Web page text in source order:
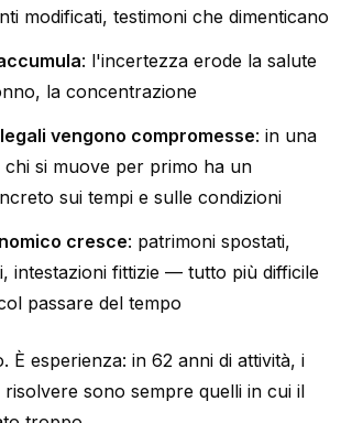
modificati, testimoni che dimenticano
: l'incertezza erode la salute
la concentrazione
vengono compromesse: in una
chi si muove per primo ha un
sui tempi e sulle condizioni
cresce: patrimoni spostati,
intestazioni fittizie — tutto più difficile
passare del tempo
È esperienza: in 62 anni di attività, i
risolvere sono sempre quelli in cui il